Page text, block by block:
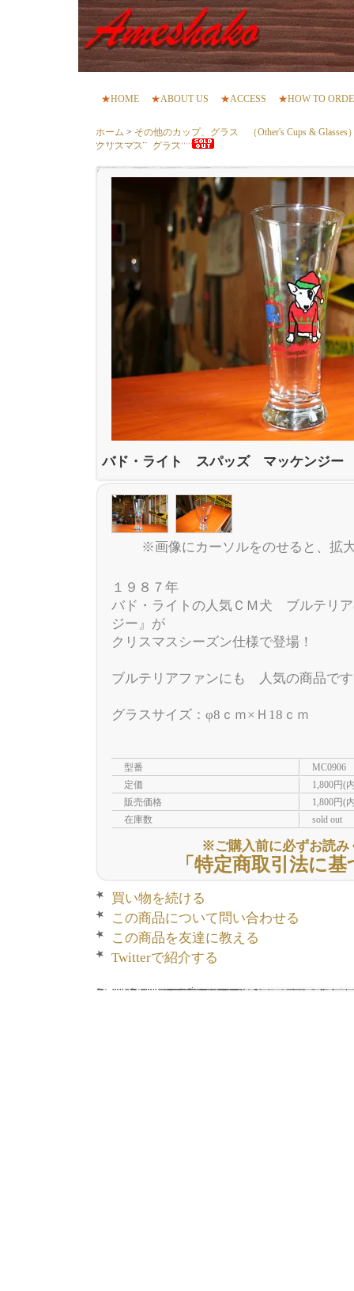
★HOME ★ABOUT US ★ACCESS ★HOW TO
ホーム > その他のカップ、グラス （Other's Cups & Glasses
クリスマス グラス
バド・ライト スパッズ マッケンジ
※画像にカーソルをのせると、拡
１９８７年
バド・ライトの人気ＣＭ犬 ブルテリ
ジー』が
クリスマスシーズン仕様で登場！
ブルテリアファンにも 人気の商品で
グラスサイズ：φ8ｃｍ×Ｈ18ｃｍ
型番
MC0906
定価
1,800円(
販売価格
1,800円(
在庫数
sold out
※ご購入前に必ずお読み
「特定商取引法に
買い物を続ける
この商品について問い合わせる
この商品を友達に教える
Twitterで紹介する